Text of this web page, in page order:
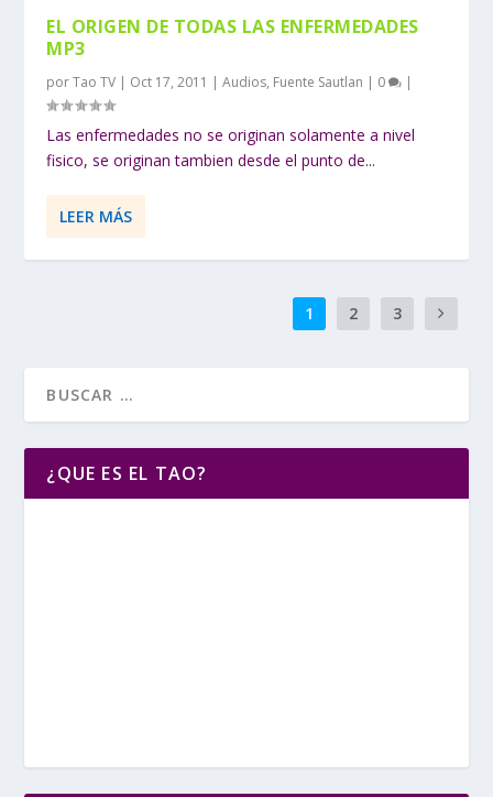
EL ORIGEN DE TODAS LAS ENFERMEDADES
MP3
porTao TV | Oct 17, 2011 |Audios, Fuente Sautlan | 0 |
Las enfermedades no se originan solamente a nivel
fisico, se originan tambien desde el punto de...
LEER MÁS
1 2 3
¿QUE ES EL TAO?